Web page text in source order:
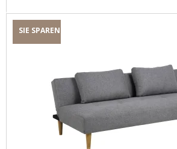
SIE SPAREN